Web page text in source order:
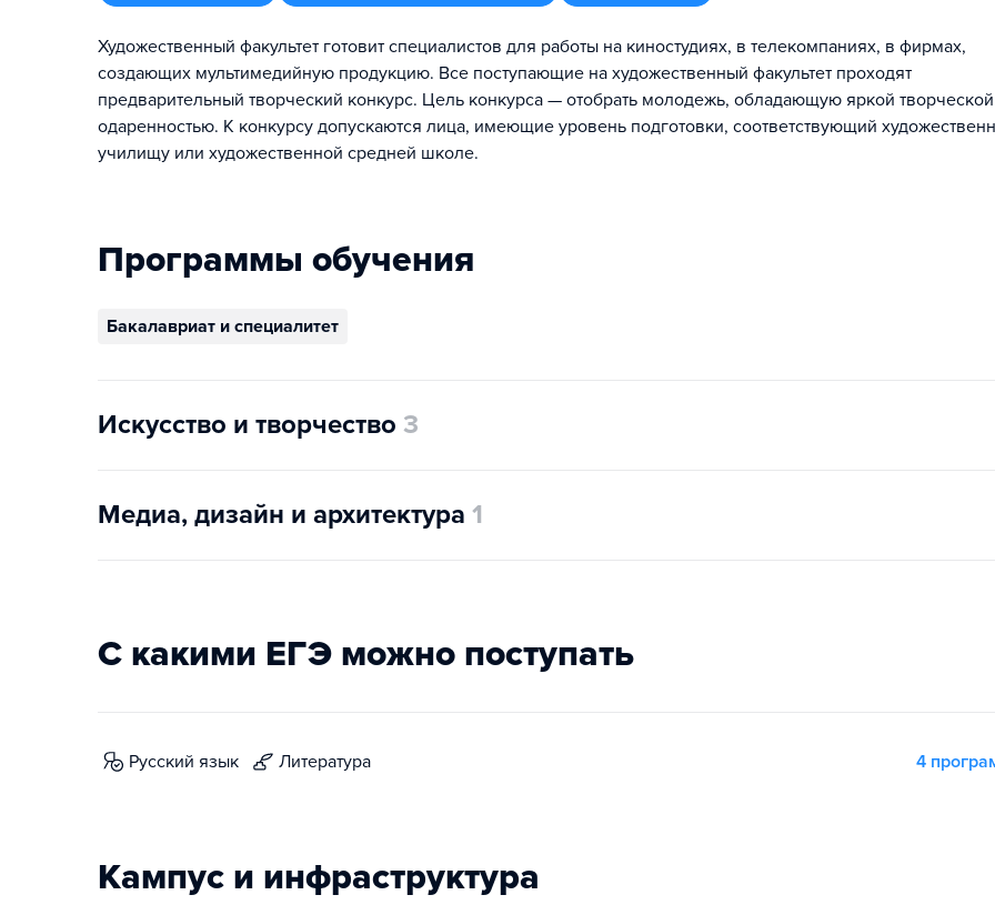
Художественный факультет готовит специалистов для работы на киностудиях, в телекомпаниях, в фирмах,
создающих мультимедийную продукцию. Все поступающие на художественный факультет проходят
предварительный творческий конкурс. Цель конкурса — отобрать молодежь, обладающую яркой творческой
одаренностью. К конкурсу допускаются лица, имеющие уровень подготовки, соответствующий
училищу или художественной средней школе.
Программы обучения
Бакалавриат и специалитет
Искусство и творчество 3
Медиа, дизайн и архитектура 1
С какими ЕГЭ можно поступать
русский язык литература 4
Кампус и инфраструктура